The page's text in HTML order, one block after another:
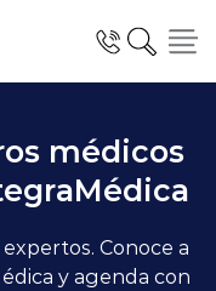
médicos
Conoce a
y agenda con